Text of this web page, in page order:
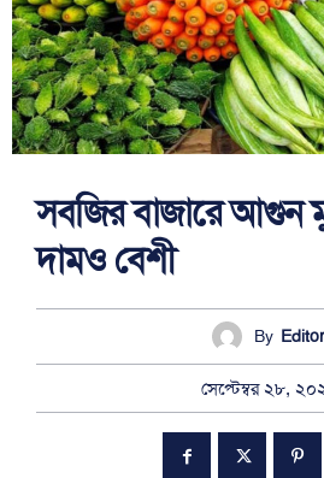
সবজির বাজারে আগুন
দামও বেশী
By Editor
সেপ্টেম্বর ২৮,